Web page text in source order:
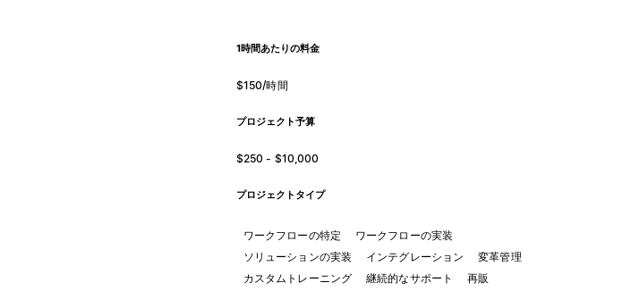
1時間あたりの料金
$150/時間
プロジェクト予算
$250 - $10,000
プロジェクトタイプ
ワークフローの特定
ワークフローの実装
ソリューションの実装
インテグレーション
変革管理
カスタムトレーニング
継続的なサポート
再販